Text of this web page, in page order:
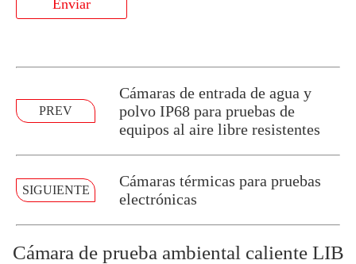
Enviar
PREV
Cámaras de entrada de agua y
polvo IP68 para pruebas de
equipos al aire libre resistentes
SIGUIENTE
Cámaras térmicas para pruebas
electrónicas
Cámara de prueba ambiental caliente LIB